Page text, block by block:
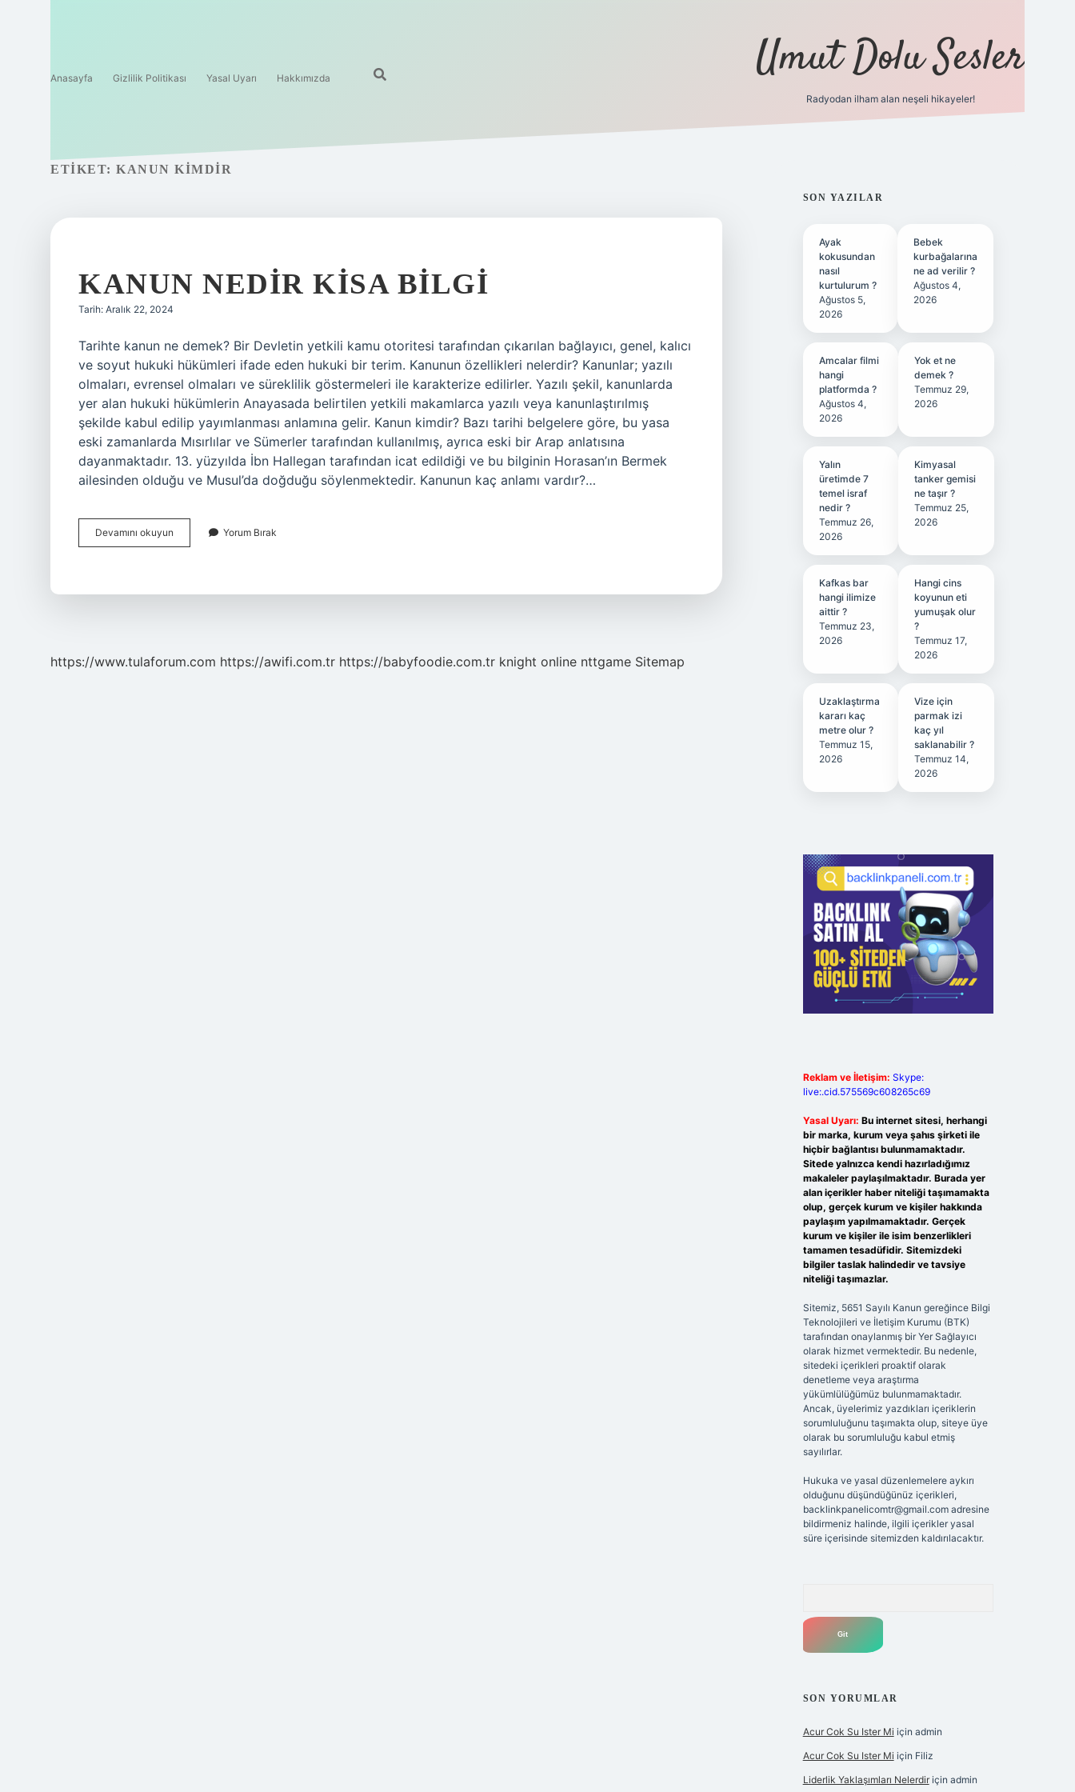
Anasayfa Gizlilik Politikası Yasal Uyarı Hakkımızda Umut Dolu Sesler
Radyodan ilham alan neşeli hikayeler!
ETIKET: KANUN KIMDIR
KANUN NEDIR KISA BILGI
Tarih: Aralık 22, 2024
Tarihte kanun ne demek? Bir Devletin yetkili kamu otoritesi tarafından çıkarılan bağlayıcı, genel, kalıcı
ve soyut hukuki hükümleri ifade eden hukuki bir terim. Kanunun özellikleri nelerdir? Kanunlar; yazılı
olmaları, evrensel olmaları ve süreklilik göstermeleri ile karakterize edilirler. Yazılı şekil, kanunlarda
yer alan hukuki hükümlerin Anayasada belirtilen yetkili makamlarca yazılı veya kanunlaştırılmış
şekilde kabul edilip yayımlanması anlamına gelir. Kanun kimdir? Bazı tarihi belgelere göre, bu yasa
eski zamanlarda Mısırlılar ve Sümerler tarafından kullanılmış, ayrıca eski bir Arap anlatısına
dayanmaktadır. 13. yüzyılda İbn Hallegan tarafından icat edildiği ve bu bilginin Horasan’ın Bermek
ailesinden olduğu ve Musul’da doğduğu söylenmektedir. Kanunun kaç anlamı vardır?…
Devamını okuyun
Nedir
Yorum Bırak
https://www.tulaforum.com https://awifi.com.tr https://babyfoodie.com.tr knight online nttgame Sitemap
SIDEBAR
SON YAZILAR
Ayak
kokusundan
nasıl
kurtulurum ?
Ağustos 5,
2026
Bebek
kurbağalarına
ne ad verilir ?
Ağustos 4,
2026
Amcalar filmi
hangi
platformda ?
Ağustos 4,
2026
Yok et ne
demek ?
Temmuz 29,
2026
Yalın
üretimde 7
temel israf
nedir ?
Temmuz 26,
2026
Kimyasal
tanker gemisi
ne taşır ?
Temmuz 25,
2026
Kafkas bar
hangi ilimize
aittir ?
Temmuz 23,
2026
Hangi cins
koyunun eti
yumuşak olur
?
Temmuz 17,
2026
Uzaklaştırma
kararı kaç
metre olur ?
Temmuz 15,
2026
Vize için
parmak izi
kaç yıl
saklanabilir ?
Temmuz 14,
2026
Reklam ve İletişim: Skype:
live:.cid.575569c608265c69
Yasal Uyarı: Bu internet sitesi, herhangi
bir marka, kurum veya şahıs şirketi ile
hiçbir bağlantısı bulunmamaktadır.
Sitede yalnızca kendi hazırladığımız
makaleler paylaşılmaktadır. Burada yer
alan içerikler haber niteliği taşımamakta
olup, gerçek kurum ve kişiler hakkında
paylaşım yapılmamaktadır. Gerçek
kurum ve kişiler ile isim benzerlikleri
tamamen tesadüfidir. Sitemizdeki
bilgiler taslak halindedir ve tavsiye
niteliği taşımazlar.
Sitemiz, 5651 Sayılı Kanun gereğince Bilgi
Teknolojileri ve İletişim Kurumu (BTK)
tarafından onaylanmış bir Yer Sağlayıcı
olarak hizmet vermektedir. Bu nedenle,
sitedeki içerikleri proaktif olarak
denetleme veya araştırma
yükümlülüğümüz bulunmamaktadır.
Ancak, üyelerimiz yazdıkları içeriklerin
sorumluluğunu taşımakta olup, siteye üye
olarak bu sorumluluğu kabul etmiş
sayılırlar.
Hukuka ve yasal düzenlemelere aykırı
olduğunu düşündüğünüz içerikleri,
backlinkpanelicomtr@gmail.comadresine
bildirmeniz halinde, ilgili içerikler yasal
süre içerisinde sitemizden kaldırılacaktır.
SON YORUMLAR
Acur Cok Su Ister Mi için admin
Acur Cok Su Ister Mi için Filiz
Liderlik Yaklaşımları Nelerdiriçin admin